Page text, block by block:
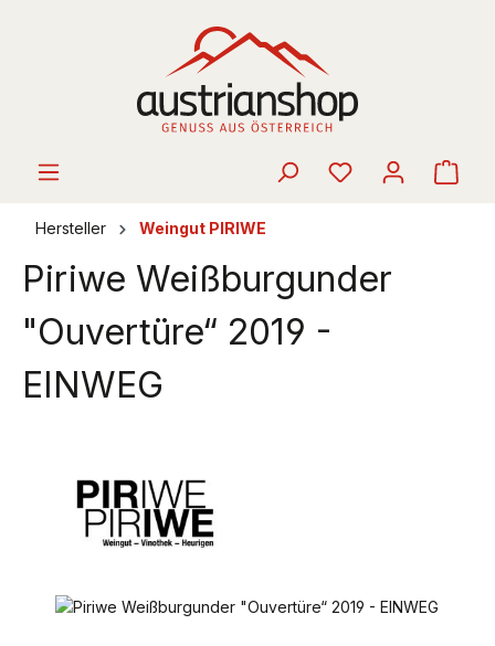
Hersteller Weingut PIRIWE
Piriwe Weißburgunder
"Ouvertüre“ 2019 -
EINWEG
Bildergalerie überspringen